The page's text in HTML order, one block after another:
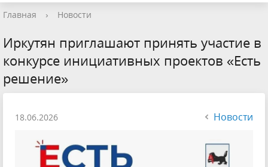
Главная › Новости
Иркутян приглашают принять участие в
конкурсе инициативных проектов «Есть
решение»
18.06.2026 Новости